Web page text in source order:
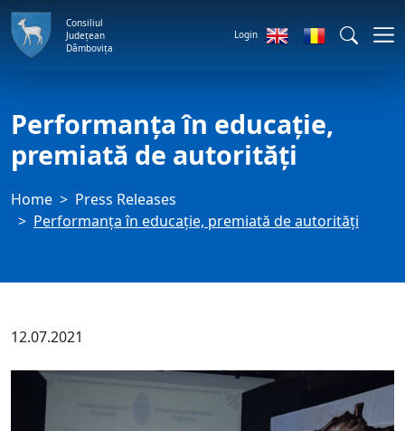
Consiliul
Județean
Dâmbovița
Login
Performanța în educație,
premiată de autorități
Home
Press Releases
Performanța în educație, premiată de autorități
12.07.2021